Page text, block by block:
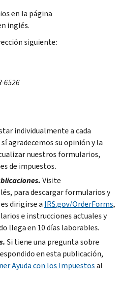
en la página
inglés.
siguiente:
6526
individualmente a cada
agradecemos su opinión y la
nuestros formularios,
de impuestos.
Visite
para descargar formularios y
dirigirse a IRS.gov/OrderForms,
e instrucciones actuales y
llega en 10 días laborables.
Si tiene una pregunta sobre
en esta publicación,
Ayuda con los Impuestosal